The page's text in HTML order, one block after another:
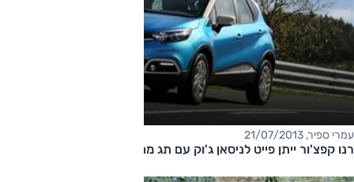
עמרי ספיר, 21/07/2013
רנו קפצ'ור ייתן פייט לניסאן ג'וק עם תג מחיר אטרקטיבי